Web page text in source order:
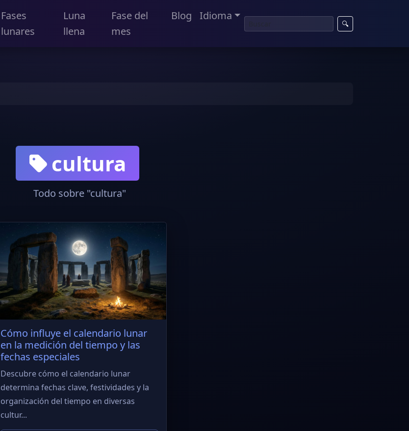
Fases
lunares
Luna
llena
Fase del
mes
Blog Idioma
🔍
cultura
Todo sobre "cultura"
Cómo influye el calendario lunar
en la medición del tiempo y las
fechas especiales
Descubre cómo el calendario lunar
determina fechas clave, festividades y la
organización del tiempo en diversas
cultur...